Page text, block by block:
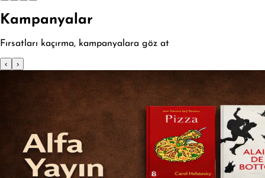
Kampanyalar
Fırsatları kaçırma, kampanyalara göz at
‹ ›